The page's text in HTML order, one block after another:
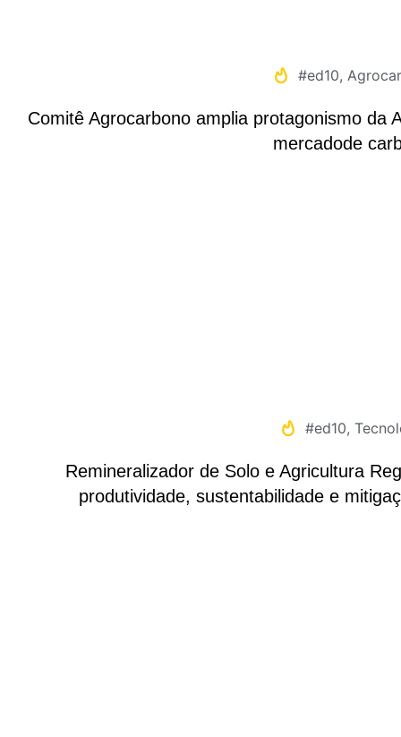
#ed10,
Comitê Agrocarbono amplia protagonismo da
mercadode
#ed10,
Remineralizador de Solo e Agricultura
produtividade, sustentabilidade e